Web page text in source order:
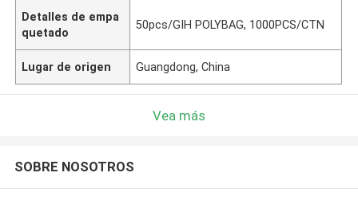
Detalles de empa
quetado
50pcs/GIH POLYBAG, 1000PCS/CTN
Lugar de origen Guangdong, China
Vea más
SOBRE NOSOTROS